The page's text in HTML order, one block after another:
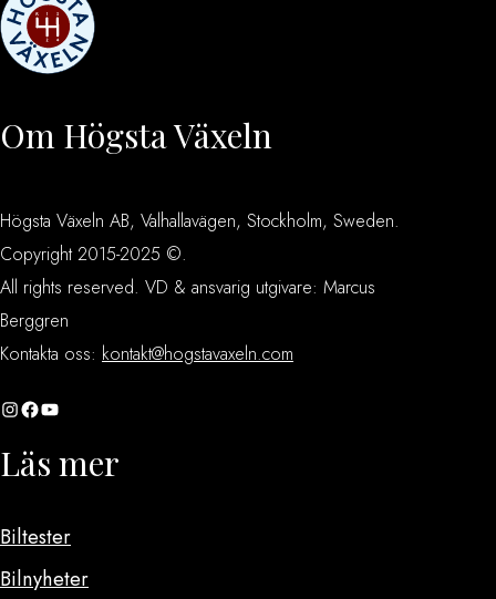
Om Högsta Växeln
Högsta Växeln AB, Valhallavägen, Stockholm, Sweden.
Copyright 2015-2025 ©.
All rights reserved. VD & ansvarig utgivare: Marcus
Berggren
Kontakta oss: kontakt@hogstavaxeln.com
InstagramFacebook YouTube
Läs mer
Biltester
Bilnyheter